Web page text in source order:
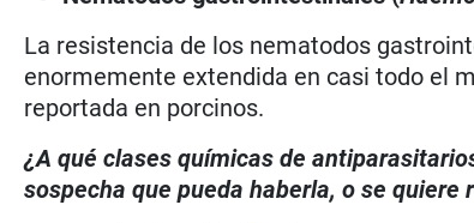
La resistencia de los nematodos
enormemente extendida en casi todo el
reportada en porcinos.
¿A qué clases químicas de
sospecha que pueda haberla, o se quiere